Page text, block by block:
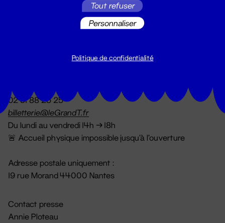
02 51 88 25 25
billetterie@leGrandT.fr
Du lundi au vendredi 14h → 18h
🚨 Accueil physique impossible jusqu'à l'ouverture
Adresse postale uniquement :
19 rue Morand 44000 Nantes
Contact presse
Annie Ploteau
Tout refuser
Personnaliser
Politique de confidentialité